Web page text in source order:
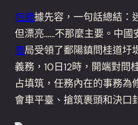
包養據先容，一句話總結：
但漂亮……不那麼主要。中國
養局受領了鄱陽鎮問桂道圩
義務，10日12時，開端對問
占填筑，任務內在的事務為
會車平臺、搶筑裹頭和決口